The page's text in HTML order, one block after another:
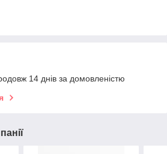
14 днів за домовленістю